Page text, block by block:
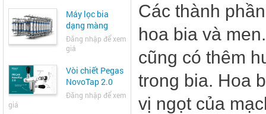
Máy lọc bia
dạng màng
Đăng nhập để xem
giá
Vòi chiết Pegas
NovoTap 2.0
Đăng nhập để xem
giá
Các thành
hoa bia và
cũng có thêm
trong bia. Hoa
vị ngọt của